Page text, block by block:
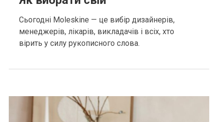
Сьогодні Moleskine — це вибір дизайнерів,
менеджерів, лікарів, викладачів і всіх, хто
вірить у силу рукописного слова.